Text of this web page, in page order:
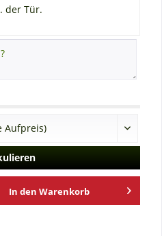
der Tür.
In den Warenkorb